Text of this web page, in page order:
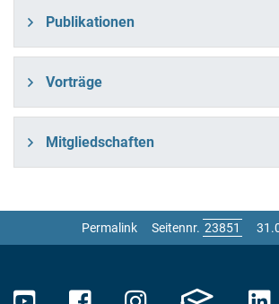
Publikationen
Vorträge
Mitgliedschaften
Permalink Seitennr.